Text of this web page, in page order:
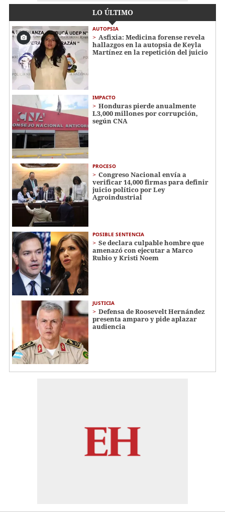
LO ÚLTIMO
AUTOPSIA
Asfixia: Medicina forense revela
hallazgos en la autopsia de Keyla
Martínez en la repetición del juicio
IMPACTO
Honduras pierde anualmente
L3,000 millones por corrupción,
según CNA
PROCESO
Congreso Nacional envía a
verificar 14,000 firmas para definir
juicio político por Ley
Agroindustrial
POSIBLE SENTENCIA
Se declara culpable hombre que
amenazó con ejecutar a Marco
Rubio y Kristi Noem
JUSTICIA
Defensa de Roosevelt Hernández
presenta amparo y pide aplazar
audiencia